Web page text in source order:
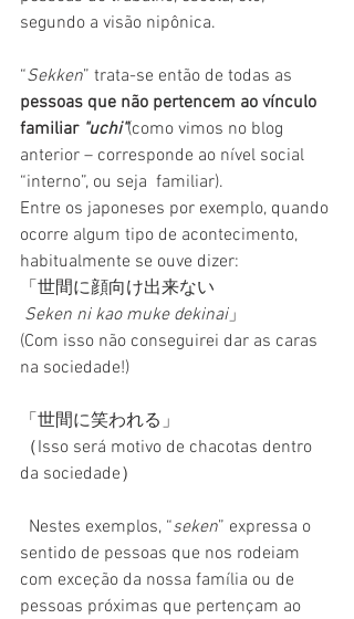
segundo a visão nipônica.
“Sekken” trata-se então de todas as
pessoas que não pertencem ao vínculo
familiar "uchi"(como vimos no blog
anterior – corresponde ao nível social
“interno”, ou seja  familiar).
Entre os japoneses por exemplo, quando
ocorre algum tipo de acontecimento,
habitualmente se ouve dizer:
「世間に顔向け出来ない
Seken ni kao muke dekinai」
(Com isso não conseguirei dar as caras
na sociedade!)
「世間に笑われる」
（Isso será motivo de chacotas dentro
da sociedade）
  Nestes exemplos, “
seken” expressa o
sentido de pessoas que nos rodeiam
com exceção da nossa família ou de
pessoas próximas que pertençam ao